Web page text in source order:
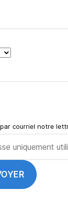
courriel notre